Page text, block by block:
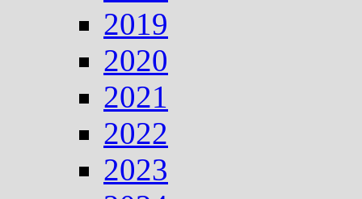
2019
2020
2021
2022
2023